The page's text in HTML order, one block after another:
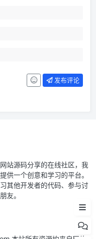
发布评论
站源码分享的在线社区，我
供一个创意和学习的平台。
其他开发者的代码、参与讨
友。